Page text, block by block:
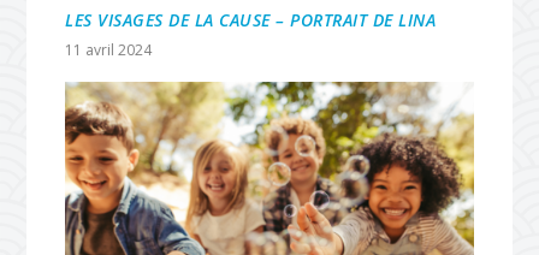
LES VISAGES DE LA CAUSE – PORTRAIT DE LINA
11 avril 2024